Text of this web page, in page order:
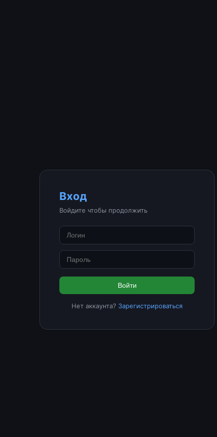
Вход
Войдите чтобы продолжить
Войти
Нет аккаунта? Зарегистрироваться